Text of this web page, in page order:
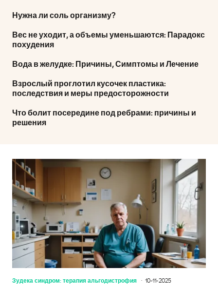
Нужна ли соль организму?
Вес не уходит, а объемы уменьшаются: Парадокс
похудения
Вода в желудке: Причины, Симптомы и Лечение
Взрослый проглотил кусочек пластика:
последствия и меры предосторожности
Что болит посередине под ребрами: причины и
решения
Зудека синдром: терапия альгодистрофия 10-11-2025